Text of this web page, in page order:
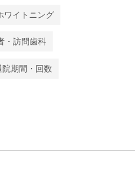
ワイトニング
・訪問歯科
院期間・回数